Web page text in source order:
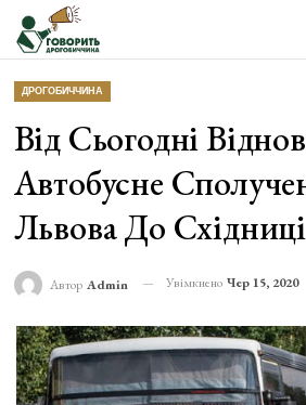
ДРОГОБИЧЧИНА
Від Сьогодні
Автобусне
Львова До
Автор Admin Увімкнено Чер 15, 2020